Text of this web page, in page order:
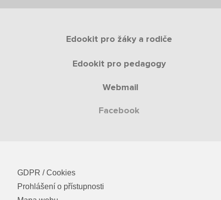
Edookit pro žáky a rodiče
Edookit pro pedagogy
Webmail
Facebook
GDPR / Cookies
Prohlášení o přístupnosti